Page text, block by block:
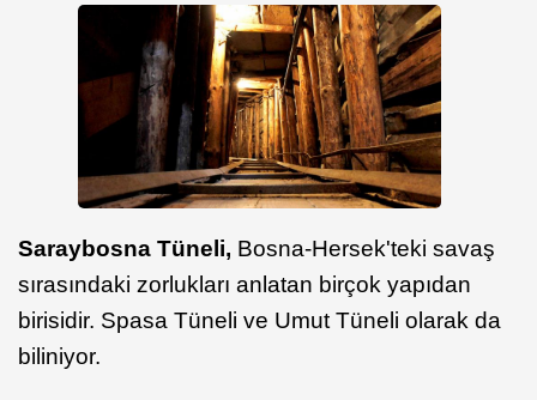
Saraybosna Tüneli, Bosna-Hersek'teki savaş
sırasındaki zorlukları anlatan birçok yapıdan
birisidir. Spasa Tüneli ve Umut Tüneli olarak da
biliniyor.